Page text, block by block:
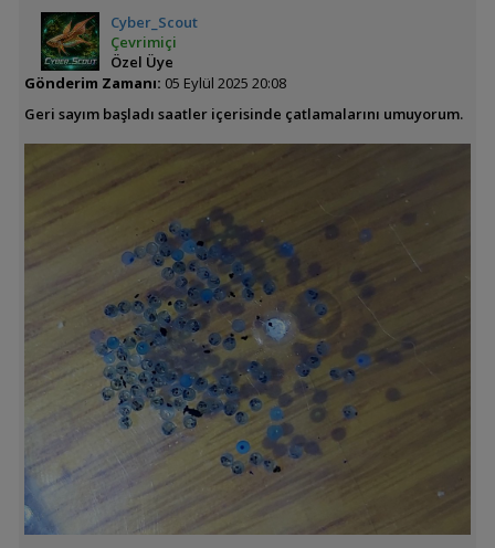
Cyber_Scout
Çevrimiçi
Özel Üye
Gönderim Zamanı: 05 Eylül 2025 20:08
Geri sayım başladı saatler içerisinde çatlamalarını umuyorum.